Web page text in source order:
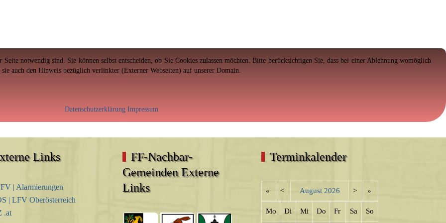
Links
| Alarmierungen
| LFV Oberösterreich
.at
FF-Nachbar-
Gemeinden Externe
Links
Terminkalender
« < August 2026 > »
Mo Di Mi Do Fr Sa So
notwendig sind. Sie können selbst entscheiden, ob Sie Cookies zulassen möchten. Bitte berücksichtigen Sie, dass bei einer Ablehnung womöglich
auch den Hinweis bezüglich verlinkter (Externer Webseiten) auf unserer Domain.
Datenschutzerklärung Impressum